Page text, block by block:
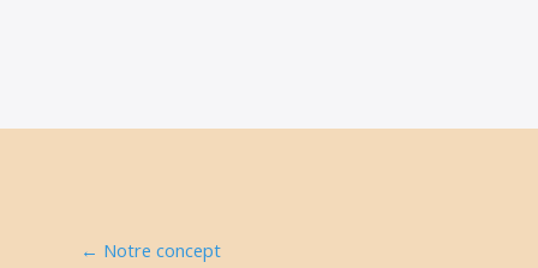
← Notre concept